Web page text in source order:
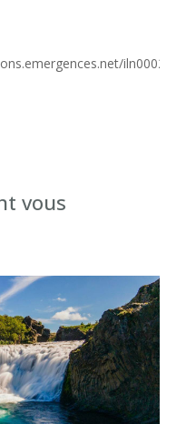
iln0002-
vous